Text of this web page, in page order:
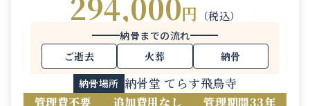
円 （税込）
納骨までの流れ
ご逝去
火葬
納骨
納骨場所 納骨堂 てらす飛鳥寺
管理費不要 追加費用なし 管理期間33年